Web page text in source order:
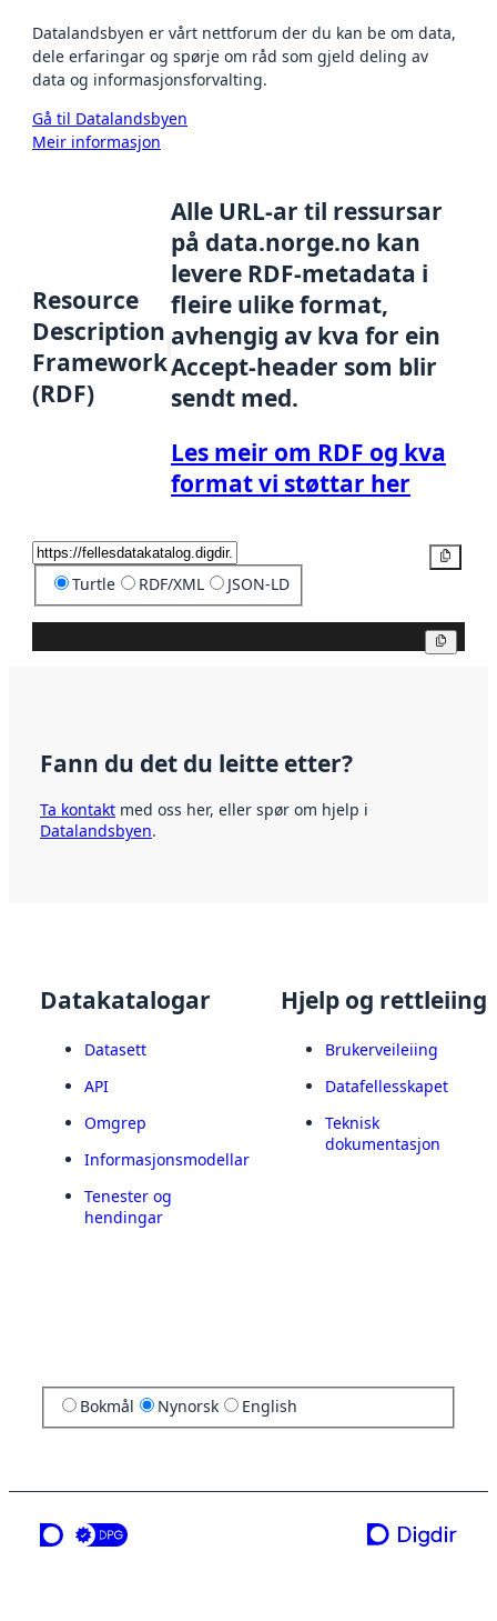
Datalandsbyen er vårt nettforum der du kan be om data,
dele erfaringar og spørje om råd som gjeld deling av
data og informasjonsforvalting.
Gå til Datalandsbyen
Meir informasjon
Resource
Description
Framework
(RDF)
Alle URL-ar til ressursar
på data.norge.no kan
levere RDF-metadata i
fleire ulike format,
avhengig av kva for ein
Accept-header som blir
sendt med.
Les meir om RDF og kva
format vi støttar her
Turtle RDF/XML JSON-LD
Fann du det du leitte etter?
Ta kontakt med oss her, eller spør om hjelp i
Datalandsbyen.
Datakatalogar
Datasett
API
Omgrep
Informasjonsmodellar
Tenester og
hendingar
Hjelp og rettleiing
Brukerveileiing
Datafellesskapet
Teknisk
dokumentasjon
Bokmål Nynorsk English